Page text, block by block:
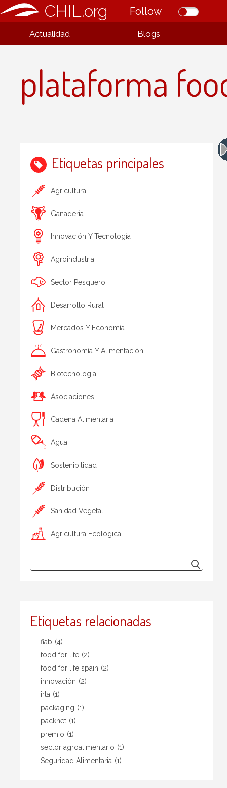
CHIL.org Follow
Actualidad Blogs
plataforma
Etiquetas principales
Agricultura
Ganadería
Innovación Y Tecnología
Agroindustria
Sector Pesquero
Desarrollo Rural
Mercados Y Economía
Gastronomía Y Alimentación
Biotecnologia
Asociaciones
Cadena Alimentaria
Agua
Sostenibilidad
Distribución
Sanidad Vegetal
Agricultura Ecológica
Etiquetas relacionadas
fiab (4)
food for life (2)
food for life spain (2)
innovación (2)
irta (1)
packaging (1)
packnet (1)
premio (1)
sector agroalimentario (1)
Seguridad Alimentaria (1)